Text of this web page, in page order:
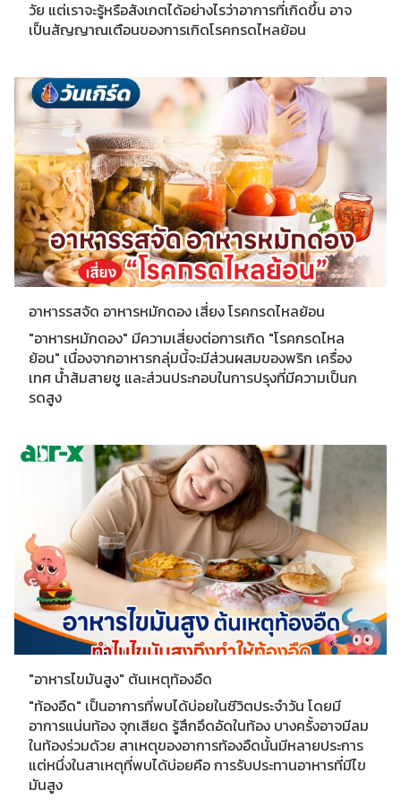
วัย แต่เราจะรู้หรือสังเกตได้อย่างไรว่าอาการที่เกิดขึ้น อาจ
เป็นสัญญาณเตือนของการเกิดโรคกรดไหลย้อน
อาหารรสจัด อาหารหมักดอง เสี่ยง โรคกรดไหลย้อน
"อาหารหมักดอง" มีความเสี่ยงต่อการเกิด "โรคกรดไหล
ย้อน" เนื่องจากอาหารกลุ่มนี้จะมีส่วนผสมของพริก เครื่อง
เทศ น้ำส้มสายชู และส่วนประกอบในการปรุงที่มีความเป็นก
รดสูง
"อาหารไขมันสูง" ต้นเหตุท้องอืด
"ท้องอืด" เป็นอาการที่พบได้บ่อยในชีวิตประจำวัน โดยมี
อาการแน่นท้อง จุกเสียด รู้สึกอึดอัดในท้อง บางครั้งอาจมีลม
ในท้องร่วมด้วย สาเหตุของอาการท้องอืดนั้นมีหลายประการ
แต่หนึ่งในสาเหตุที่พบได้บ่อยคือ การรับประทานอาหารที่มีไข
มันสูง